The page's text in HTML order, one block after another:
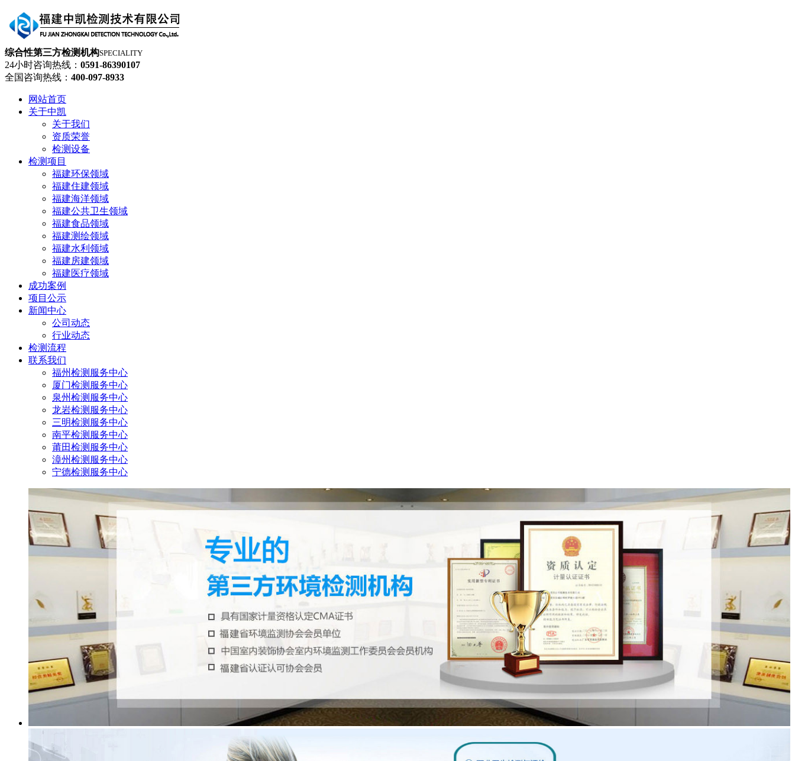
综合性第三方检测机构SPECIALITY
24小时咨询热线： 0591-86390107
全国咨询热线： 400-097-8933
网站首页
关于中凯
关于我们
资质荣誉
检测设备
检测项目
福建环保领域
福建住建领域
福建海洋领域
福建公共卫生领域
福建食品领域
福建测绘领域
福建水利领域
福建房建领域
福建医疗领域
成功案例
项目公示
新闻中心
公司动态
行业动态
检测流程
联系我们
福州检测服务中心
厦门检测服务中心
泉州检测服务中心
龙岩检测服务中心
三明检测服务中心
南平检测服务中心
莆田检测服务中心
漳州检测服务中心
宁德检测服务中心